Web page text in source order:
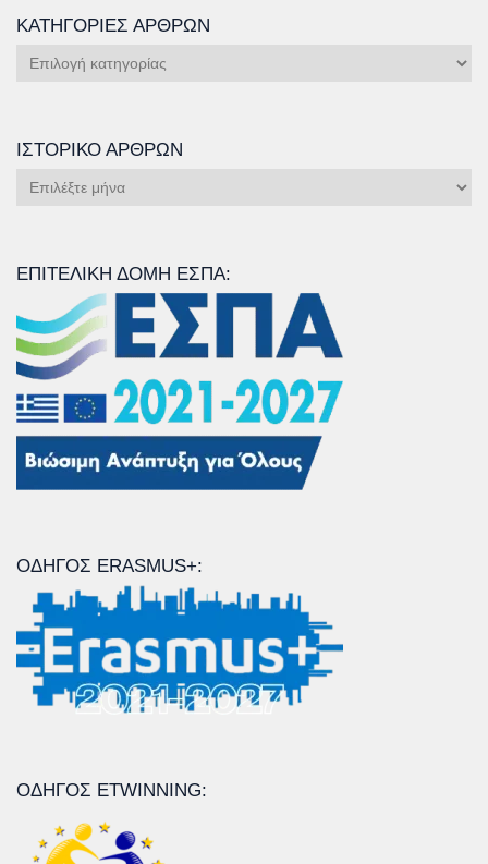
ΚΑΤΗΓΟΡΊΕΣ ΆΡΘΡΩΝ
Κατηγορίες
ΙΣΤΟΡΙΚΌ ΆΡΘΡΩΝ
Ιστορικό
ΕΠΙΤΕΛΙΚΉ ΔΟΜΉ ΕΣΠΑ:
ΟΔΗΓΌΣ ERASMUS+:
ΟΔΗΓΌΣ ETWINNING: